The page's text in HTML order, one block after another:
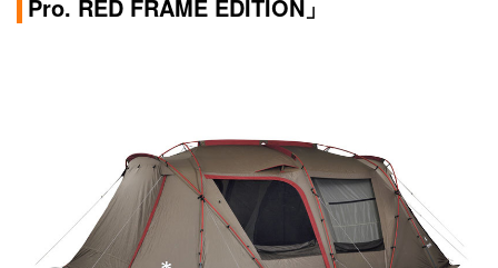
Pro. RED FRAME EDITION」